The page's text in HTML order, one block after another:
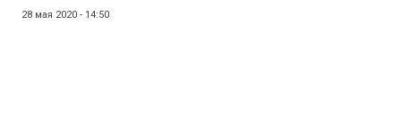
28 мая 2020 - 14:50